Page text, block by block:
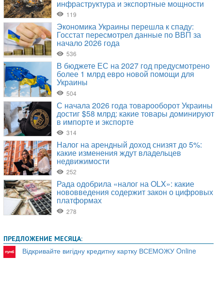
ПРЕДЛОЖЕНИЕ МЕСЯЦА:
Відкривайте вигідну кредитну картку ВСЕМОЖУ Online